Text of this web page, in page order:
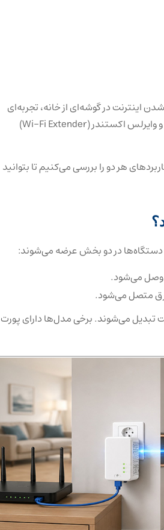
اینترنت در گوشه‌ای از خانه، تجربه‌ای
آزاردهنده است.دو راه‌حل رایج برای رفع این مشکل، پاورلاین (Powerline) و وایرلس اکستندر (Wi-Fi Extender)
هر دو را بررسی می‌کنیم تا بتوانید
دستگاه‌ها در دو بخش عرضه می‌شوند:
وصل می‌شود.
برق متصل می‌شود.
تبدیل می‌شوند. برخی مدل‌ها دارای پورت